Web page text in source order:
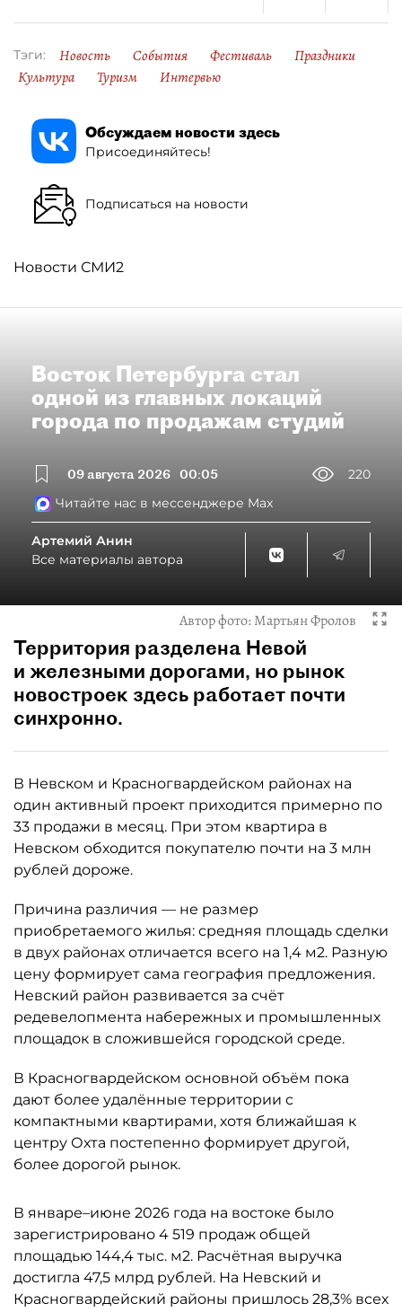
Тэги: Новость События Фестиваль
Праздники
Культура
Туризм Интервью
Обсуждаем новости здесь
Присоединяйтесь!
Подписаться на новости
Новости СМИ2
Восток Петербурга стал
одной из главных локаций
города по продажам студий
09 августа 2026 00:05
220
Читайте нас в мессенджере Max
Артемий Анин
Все материалы автора
Автор фото:Мартьян Фролов
Территория разделена Невой
и железными дорогами, но рынок
новостроек здесь работает почти
синхронно.
В Невском и Красногвардейском районах на
один активный проект приходится примерно по
33 продажи в месяц. При этом квартира в
Невском обходится покупателю почти на 3 млн
рублей дороже.
Причина различия — не размер
приобретаемого жилья: средняя площадь сделки
в двух районах отличается всего на 1,4 м2. Разную
цену формирует сама география предложения.
Невский район развивается за счёт
редевелопмента набережных и промышленных
площадок в сложившейся городской среде.
В Красногвардейском основной объём пока
дают более удалённые территории с
компактными квартирами, хотя ближайшая к
центру Охта постепенно формирует другой,
более дорогой рынок.
В январе–июне 2026 года на востоке было
зарегистрировано 4 519 продаж общей
площадью 144,4 тыс. м2. Расчётная выручка
достигла 47,5 млрд рублей. На Невский и
Красногвардейский районы пришлось 28,3% всех